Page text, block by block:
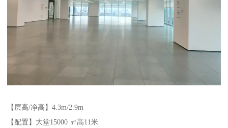
【层高/净高】4.3m/2.9m
【配置】大堂15000 ㎡高11米